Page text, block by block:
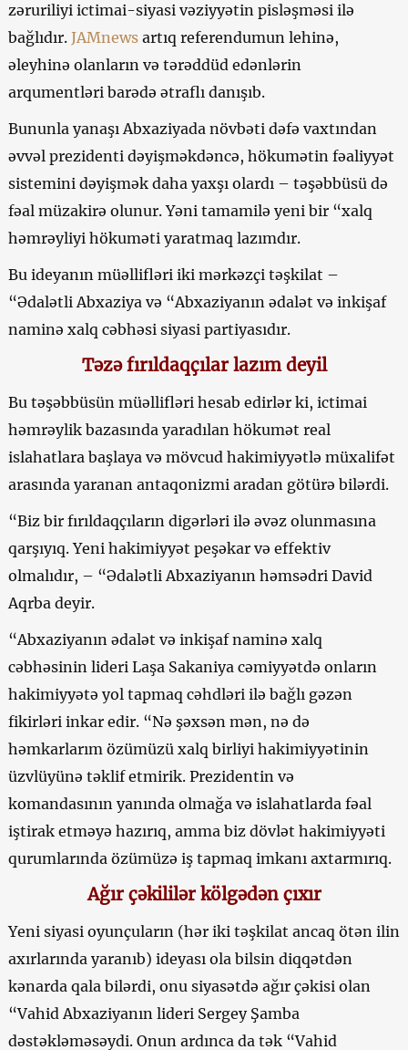
zəruriliyi ictimai-siyasi vəziyyətin pisləşməsi ilə
bağlıdır. JAMnewsartıq referendumun lehinə,
əleyhinə olanların və tərəddüd edənlərin
arqumentləri barədə ətraflı danışıb.
Bununla yanaşı Abxaziyada növbəti dəfə vaxtından
əvvəl prezidenti dəyişməkdəncə, hökumətin fəaliyyət
sistemini dəyişmək daha yaxşı olardı – təşəbbüsü də
fəal müzakirə olunur. Yəni tamamilə yeni bir “xalq
həmrəyliyi hökuməti yaratmaq lazımdır.
Bu ideyanın müəllifləri iki mərkəzçi təşkilat –
“Ədalətli Abxaziya və “Abxaziyanın ədalət və inkişaf
naminə xalq cəbhəsi siyasi partiyasıdır.
Təzə fırıldaqçılar lazım deyil
Bu təşəbbüsün müəllifləri hesab edirlər ki, ictimai
həmrəylik bazasında yaradılan hökumət real
islahatlara başlaya və mövcud hakimiyyətlə müxalifət
arasında yaranan antaqonizmi aradan götürə bilərdi.
“Biz bir fırıldaqçıların digərləri ilə əvəz olunmasına
qarşıyıq. Yeni hakimiyyət peşəkar və effektiv
olmalıdır, – “Ədalətli Abxaziyanın həmsədri David
Aqrba deyir.
“Abxaziyanın ədalət və inkişaf naminə xalq
cəbhəsinin lideri Laşa Sakaniya cəmiyyətdə onların
hakimiyyətə yol tapmaq cəhdləri ilə bağlı gəzən
fikirləri inkar edir. “Nə şəxsən mən, nə də
həmkarlarım özümüzü xalq birliyi hakimiyyətinin
üzvlüyünə təklif etmirik. Prezidentin və
komandasının yanında olmağa və islahatlarda fəal
iştirak etməyə hazırıq, amma biz dövlət hakimiyyəti
qurumlarında özümüzə iş tapmaq imkanı axtarmırıq.
Ağır çəkililər kölgədən çıxır
Yeni siyasi oyunçuların (hər iki təşkilat ancaq ötən ilin
axırlarında yaranıb) ideyası ola bilsin diqqətdən
kənarda qala bilərdi, onu siyasətdə ağır çəkisi olan
“Vahid Abxaziyanın lideri Sergey Şamba
dəstəkləməsəydi. Onun ardınca da tək “Vahid